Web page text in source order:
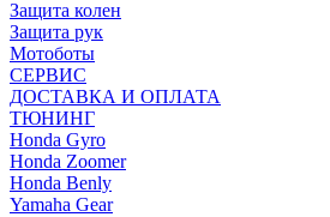
Защита колен
Защита рук
Мотоботы
СЕРВИС
ДОСТАВКА И ОПЛАТА
ТЮНИНГ
Honda Gyro
Honda Zoomer
Honda Benly
Yamaha Gear